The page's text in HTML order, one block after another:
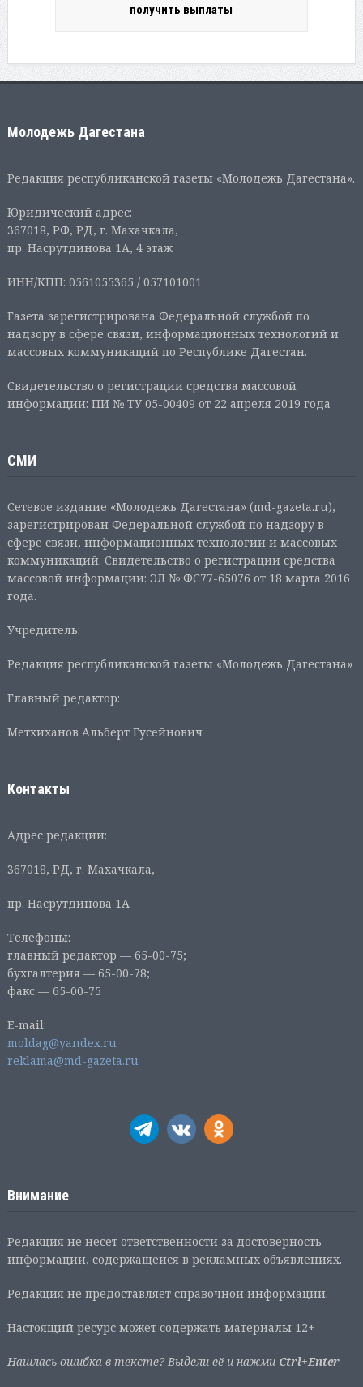
получить выплаты
Молодежь Дагестана
Редакция республиканской газеты «Молодежь Дагестана».
Юридический адрес:
367018, РФ, РД, г. Махачкала,
пр. Насрутдинова 1А, 4 этаж
ИНН/КПП: 0561055365 / 057101001
Газета зарегистрирована Федеральной службой по
надзору в сфере связи, информационных технологий и
массовых коммуникаций по Республике Дагестан.
Свидетельство о регистрации средства массовой
информации: ПИ № ТУ 05-00409 от 22 апреля 2019 года
СМИ
Сетевое издание «Молодежь Дагестана» (md-gazeta.ru),
зарегистрирован Федеральной службой по надзору в
сфере связи, информационных технологий и массовых
коммуникаций. Свидетельство о регистрации средства
массовой информации: ЭЛ № ФС77-65076 от 18 марта 2016
года.
Учредитель:
Редакция республиканской газеты «Молодежь Дагестана»
Главный редактор:
Метхиханов Альберт Гусейнович
Контакты
Адрес редакции:
367018, РД, г. Махачкала,
пр. Насрутдинова 1А
Телефоны:
главный редактор — 65-00-75;
бухгалтерия — 65-00-78;
факс — 65-00-75
E-mail:
moldag@yandex.ru
reklama@md-gazeta.ru
Внимание
Редакция не несет ответственности за достоверность
информации, содержащейся в рекламных объявлениях.
Редакция не предоставляет справочной информации.
Настоящий ресурс может содержать материалы 12+
Нашлась ошибка в тексте? Выдели её и нажми Ctrl+Enter